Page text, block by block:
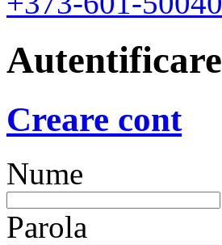
Autentificare
Creare cont
Nume
Parola